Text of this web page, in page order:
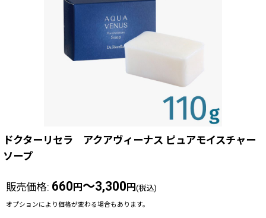
ドクターリセラ アクアヴィーナス ピュアモイスチャー
ソープ
販売価格: 660 円 ～3,300 円 (税込)
オプションにより価格が変わる場合もあります。